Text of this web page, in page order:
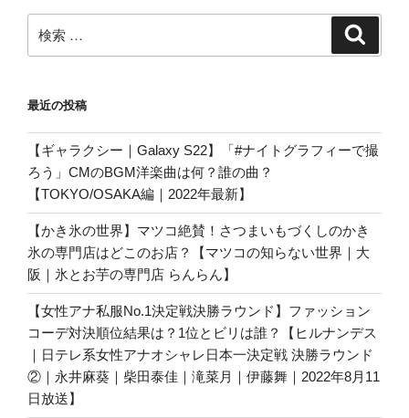
索:
最近の投稿
【ギャラクシー｜Galaxy S22】「#ナイトグラフィーで撮
ろう」CMのBGM洋楽曲は何？誰の曲？
【TOKYO/OSAKA編｜2022年最新】
【かき氷の世界】マツコ絶賛！さつまいもづくしのかき
氷の専門店はどこのお店？【マツコの知らない世界｜大
阪｜氷とお芋の専門店 らんらん】
【女性アナ私服No.1決定戦決勝ラウンド】ファッション
コーデ対決順位結果は？1位とビリは誰？【ヒルナンデス
｜日テレ系女性アナオシャレ日本一決定戦 決勝ラウンド
②｜永井麻葵｜柴田泰佳｜滝菜月｜伊藤舞｜2022年8月11
日放送】